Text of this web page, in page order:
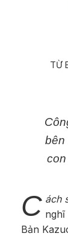
TỪ
bên
C ách
nghĩ
Bản